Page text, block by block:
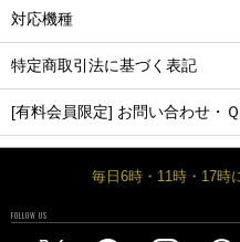
対応機種
特定商取引法に基づく表記
[有料会員限定] お問い合わせ・
毎日6時・11時・17時
FOLLOW US